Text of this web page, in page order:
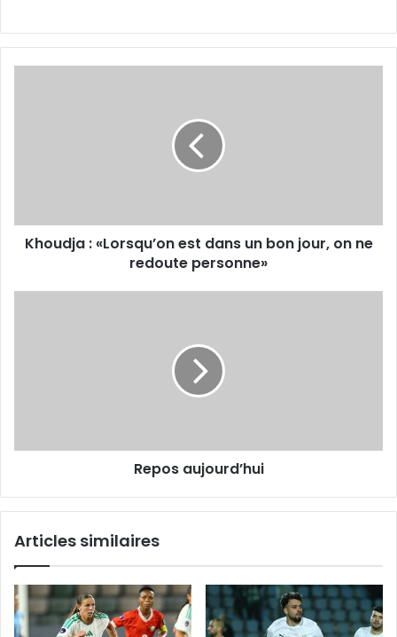
on
neKhoudja : «Lorsqu’on est dans un bon jour, on ne
redoute personne»
Repos aujourd’hui
Articles similaires